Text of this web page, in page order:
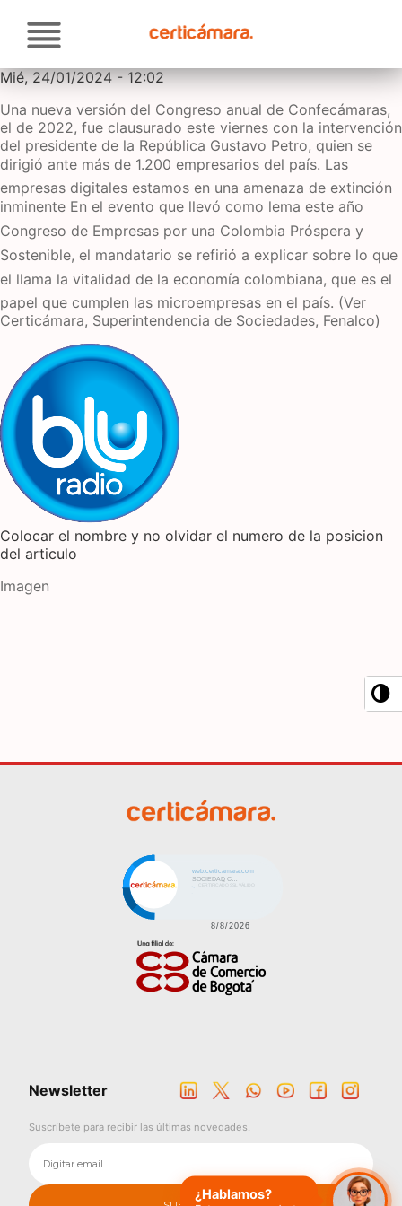
al
contenido
Soluciones
Atención al cliente
Proveedores
Actualidad
Contacto
Mié, 24/01/2024 - 12:02
Una nueva versión del Congreso anual de Confecámaras,
el de 2022, fue clausurado este viernes con la intervención
del presidente de la República Gustavo Petro, quien se
dirigió ante más de 1.200 empresarios del país. Las
empresas digitales estamos en una amenaza de extinción
inminente En el evento que llevó como lema este año
Congreso de Empresas por una Colombia Próspera y
Sostenible, el mandatario se refirió a explicar sobre lo que
el llama la vitalidad de la economía colombiana, que es el
papel que cumplen las microempresas en el país. (Ver
Certicámara, Superintendencia de Sociedades, Fenalco)
Imagen
Colocar el nombre y no olvidar el numero de la posicion
del articulo
Imagen
Imagen
Newsletter
Suscríbete para recibir las últimas novedades.
¿Hablamos?